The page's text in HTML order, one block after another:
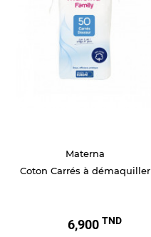
Materna
Coton Carrés à démaquiller
Prix6,900 TND